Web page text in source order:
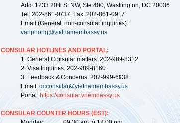
Add: 1233 20th St NW, Ste 400, Washington, DC 20036
Tel: 202-861-0737; Fax: 202-861-0917
Email (General, non-consular inquiries):
vanphong@vietnamembassy.us
CONSULAR HOTLINES AND PORTAL:
1. General Consular matters: 202-989-8312
2. Visa Inquiries: 202-989-8160
3. Feedback & Concerns: 202-999-6938
Email: dcconsular@vietnamembassy.us
Portal: https://consular.vnembassy.us
CONSULAR COUNTER HOURS (EST):